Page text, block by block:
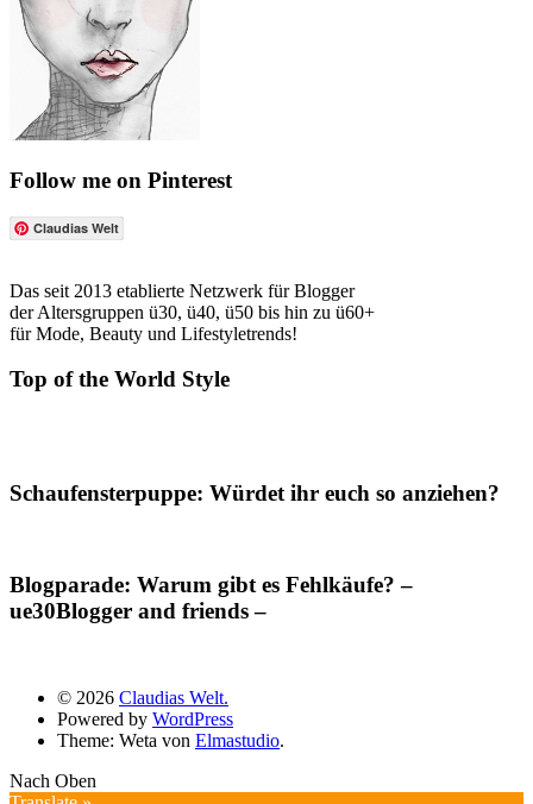
Follow me on Pinterest
Claudias Welt
Das seit 2013 etablierte Netzwerk für Blogger
der Altersgruppen ü30, ü40, ü50 bis hin zu ü60+
für Mode, Beauty und Lifestyletrends!
Top of the World Style
Schaufensterpuppe: Würdet ihr euch so anziehen?
Blogparade: Warum gibt es Fehlkäufe? –
ue30Blogger and friends –
© 2026 Claudias Welt.
Powered by WordPress
Theme: Weta von Elmastudio.
Nach Oben